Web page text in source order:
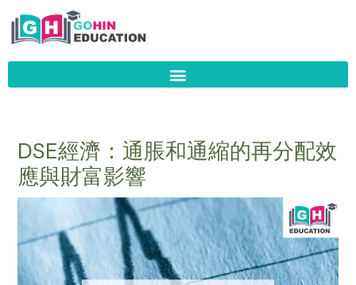
Skip
DSE經濟：通脹和通縮的再分配效
應與財富影響